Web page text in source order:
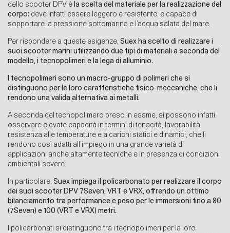
dello scooter DPV è la scelta del materiale per la realizzazione del
corpo: deve infatti essere leggero e resistente, e capace di
sopportare la pressione sottomarina e l’acqua salata del mare.
Per rispondere a queste esigenze, Suex ha scelto di realizzare i
suoi scooter marini utilizzando due tipi di materiali a seconda del
modello, i tecnopolimeri e la lega di alluminio.
I tecnopolimeri sono un macro-gruppo di polimeri che si
distinguono per le loro caratteristiche fisico-meccaniche, che li
rendono una valida alternativa ai metalli.
A seconda del tecnopolimero preso in esame, si possono infatti
osservare elevate capacità in termini di tenacità, lavorabilità,
resistenza alle temperature e a carichi statici e dinamici, che li
rendono così adatti all’impiego in una grande varietà di
applicazioni anche altamente tecniche e in presenza di condizioni
ambientali severe.
In particolare, Suex impiega il policarbonato per realizzare il corpo
dei suoi scooter DPV 7Seven, VRT e VRX, offrendo un ottimo
bilanciamento tra performance e peso per le immersioni fino a 80
(7Seven) e 100 (VRT e VRX) metri.
I policarbonati si distinguono tra i tecnopolimeri per la loro